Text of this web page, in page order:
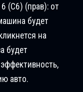
(C6) (прав): от
будет
на
будет
авто.